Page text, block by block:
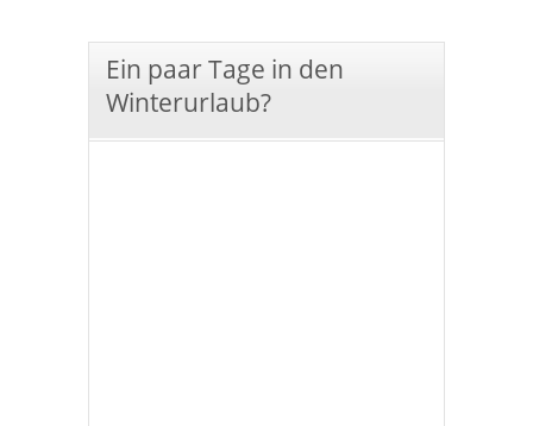
Ein paar Tage in den
Winterurlaub?